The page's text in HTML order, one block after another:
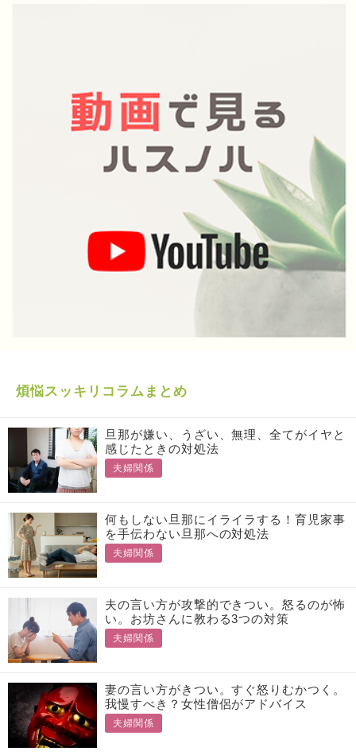
煩悩スッキリコラムまとめ
旦那が嫌い、うざい、無理、全てがイヤと
感じたときの対処法
夫婦関係
何もしない旦那にイライラする！育児家事
を手伝わない旦那への対処法
夫婦関係
夫の言い方が攻撃的できつい。怒るのが怖
い。お坊さんに教わる3つの対策
夫婦関係
妻の言い方がきつい。すぐ怒りむかつく。
我慢すべき？女性僧侶がアドバイス
夫婦関係